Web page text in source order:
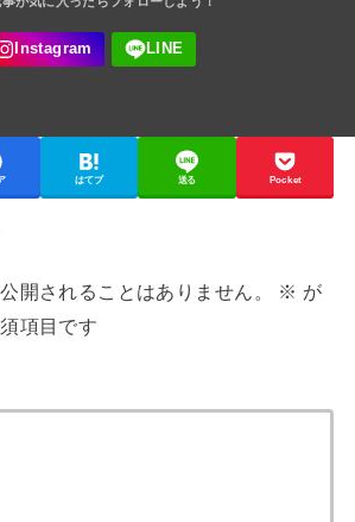
はてブ 送る Pocket
開されることはありません。 ※ が
項目です